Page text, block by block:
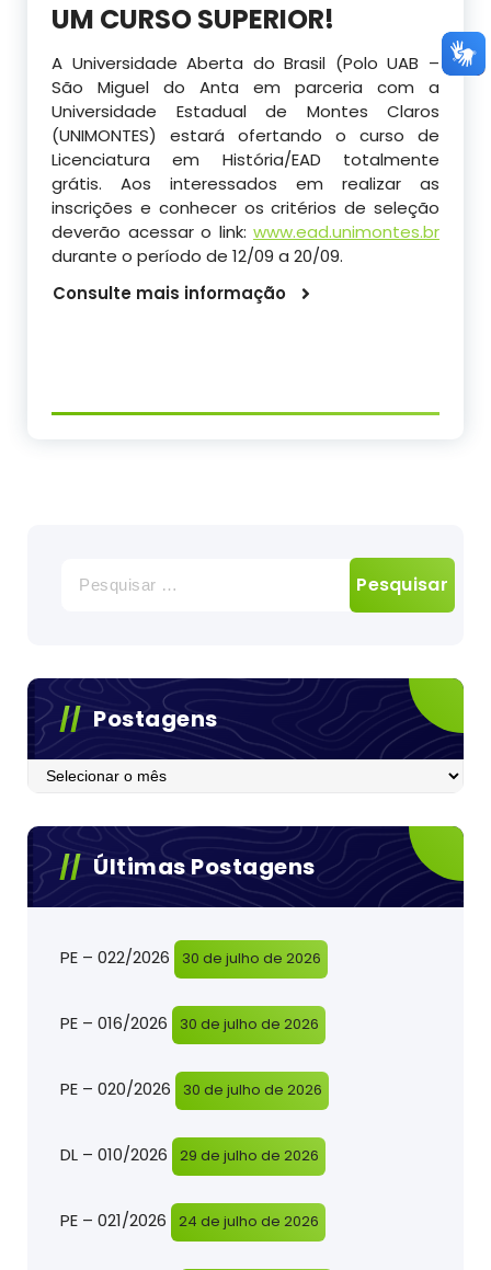
UM CURSO SUPERIOR!
A Universidade Aberta do Brasil (Polo UAB –
São Miguel do Anta em parceria com a
Universidade Estadual de Montes Claros
(UNIMONTES) estará ofertando o curso de
Licenciatura em História/EAD totalmente
grátis. Aos interessados em realizar as
inscrições e conhecer os critérios de seleção
deverão acessar o link: www.ead.unimontes.br
durante o período de 12/09 a 20/09.
Consulte mais informação
por:
Postagens
Postagens
Últimas Postagens
PE – 022/2026 30 de julho de 2026
PE – 016/2026 30 de julho de 2026
PE – 020/2026 30 de julho de 2026
DL – 010/2026 29 de julho de 2026
PE – 021/2026 24 de julho de 2026